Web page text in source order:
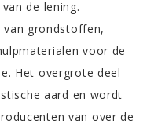
de lening.
van grondstoffen,
voor de
Het overgrote deel
aard en wordt
van over de